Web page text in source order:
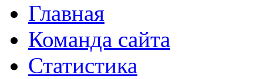
Главная
Команда сайта
Статистика